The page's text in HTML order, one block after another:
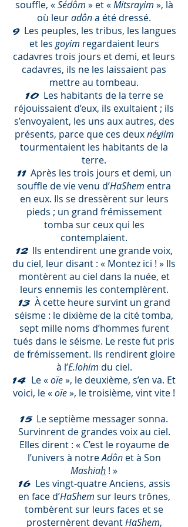
souffle, «Sédôm » et «Mitsrayim », là
où leuradôna été dressé.
9 Les peuples, les tribus, les langues
et les goyim regardaient leurs
cadavres trois jours et demi, et leurs
cadavres, ils ne les laissaient pas
mettre au tombeau.
10 Les habitants de la terre se
réjouissaient d’eux, ils exultaient ; ils
s’envoyaient, les uns aux autres, des
présents, parce que ces deuxnéviim
tourmentaient les habitants de la
terre.
11 Après les trois jours et demi, un
souffle de vie venu d’HaShem entra
en eux. Ils se dressèrent sur leurs
pieds ; un grand frémissement
tomba sur ceux qui les
contemplaient.
12 Ils entendirent une grande voix,
du ciel, leur disant : « Montez ici ! » Ils
montèrent au ciel dans la nuée, et
leurs ennemis les contemplèrent.
13 À cette heure survint un grand
séisme : le dixième de la cité tomba,
sept mille noms d’hommes furent
tués dans le séisme. Le reste fut pris
de frémissement. Ils rendirent gloire
à l’E.lohim du ciel.
14 Le «oïe», le deuxième, s’en va. Et
voici, le «oïe», le troisième, vint vite !
15 Le septième messager sonna.
Survinrent de grandes voix au ciel.
Elles dirent : « C’est le royaume de
l’univers à notreAdôn et à Son
Mashiah ! »
16 Les vingt-quatre Anciens, assis
en face d’HaShem sur leurs trônes,
tombèrent sur leurs faces et se
prosternèrent devantHaShem,